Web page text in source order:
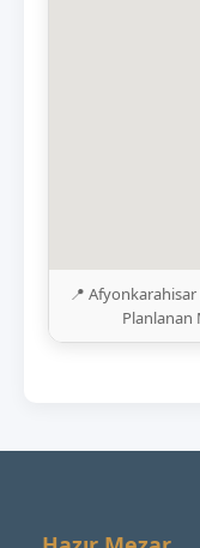
📍
Planlanan